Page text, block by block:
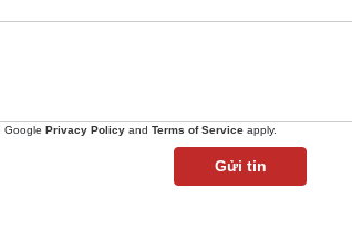
Google Privacy Policy and Terms of Service apply.
Gửi tin